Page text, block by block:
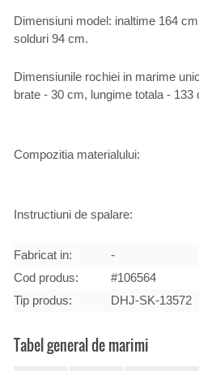
Dimensiuni model: inaltime 164
solduri 94 cm.
Dimensiunile rochiei in marime
brate - 30 cm, lungime totala - 133
Compozitia materialului:
Instructiuni de spalare:
Fabricat in:
-
Cod produs:
#106564
Tip produs:
DHJ-SK-13572
Tabel general de marimi